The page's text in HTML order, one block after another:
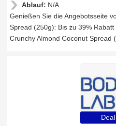
Ablauf: N/A
Genießen Sie die Angebotsseite
Spread (250g): Bis zu 39%
Crunchy Almond Coconut Spread
Deal